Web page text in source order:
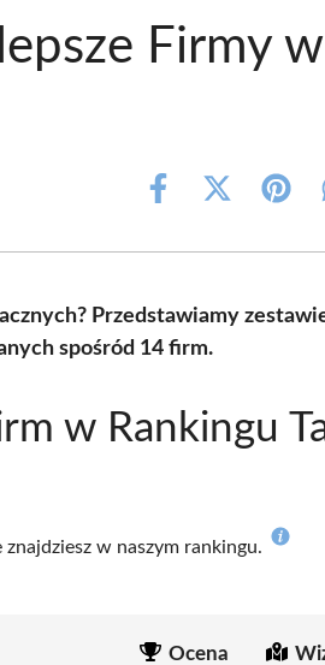
Firmy
Share
Share
(Twitter)
Share
Przedstawiamy
spośród 14 firm.
w Rankingu
w naszym rankingu.
Ocena